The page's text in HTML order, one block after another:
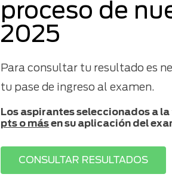
proceso de
2025
Para consultar tu resultado es
tu pase de ingreso al examen.
Los aspirantes seleccionados a
pts o másen su aplicación del
CONSULTAR RESULTADOS